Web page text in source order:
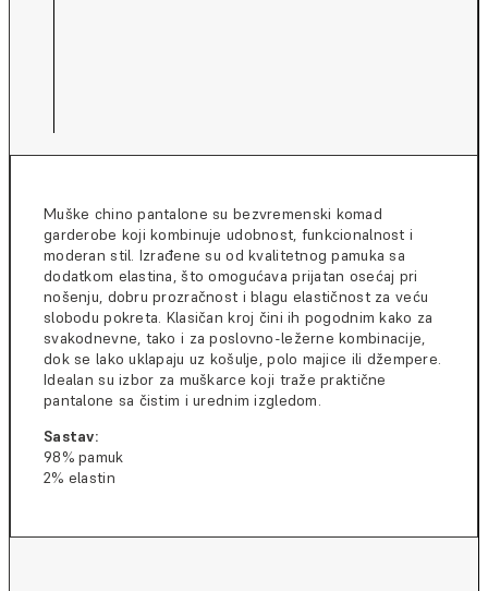
Muške chino pantalone su bezvremenski komad
garderobe koji kombinuje udobnost, funkcionalnost i
moderan stil. Izrađene su od kvalitetnog pamuka sa
dodatkom elastina, što omogućava prijatan osećaj pri
nošenju, dobru prozračnost i blagu elastičnost za veću
slobodu pokreta. Klasičan kroj čini ih pogodnim kako za
svakodnevne, tako i za poslovno-ležerne kombinacije,
dok se lako uklapaju uz košulje, polo majice ili džempere.
Idealan su izbor za muškarce koji traže praktične
pantalone sa čistim i urednim izgledom.
Sastav:
98% pamuk
2% elastin